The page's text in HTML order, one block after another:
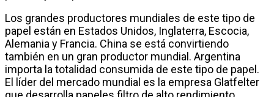
Los grandes productores mundiales de este tipo de
papel están en Estados Unidos, Inglaterra, Escocia,
Alemania y Francia. China se está convirtiendo
también en un gran productor mundial. Argentina
importa la totalidad consumida de este tipo de papel.
El líder del mercado mundial es la empresa Glatfelter